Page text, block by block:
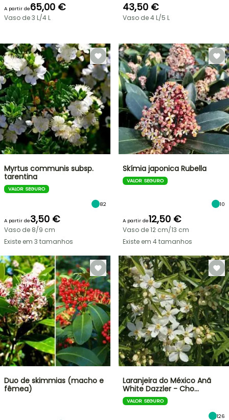
A partir de65,00 €
Vaso de 3 L/4 L
43,50 €
Vaso de 4 L/5 L
Myrtus communis subsp.
tarentina
VALOR SEGURO
82
A partir de3,50 €
Vaso de 8/9 cm
Existe em 3 tamanhos
Skímia japonica Rubella
VALOR SEGURO
10
A partir de12,50 €
Vaso de 12 cm/13 cm
Existe em 4 tamanhos
Duo de skimmias (macho e
fêmea)
Laranjeira do México Anã
White Dazzler - Cho…
VALOR SEGURO
126